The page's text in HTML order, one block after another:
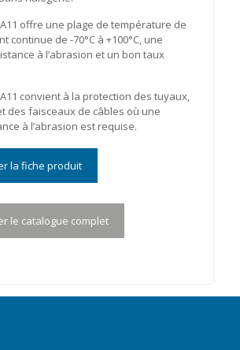
offre une plage de température de
continue de -70°C à +100°C, une
à l’abrasion et un bon taux
convient à la protection des tuyaux,
des faisceaux de câbles où une
à l’abrasion est requise.
la fiche produit
le catalogue complet